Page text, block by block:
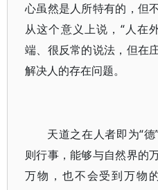
心虽然是人所特有的，但
从这个意义上说，“人在
端、很反常的说法，但在
解决人的存在问题。
天道之在人者即为“
则行事，能够与自然界的
万物，也不会受到万物